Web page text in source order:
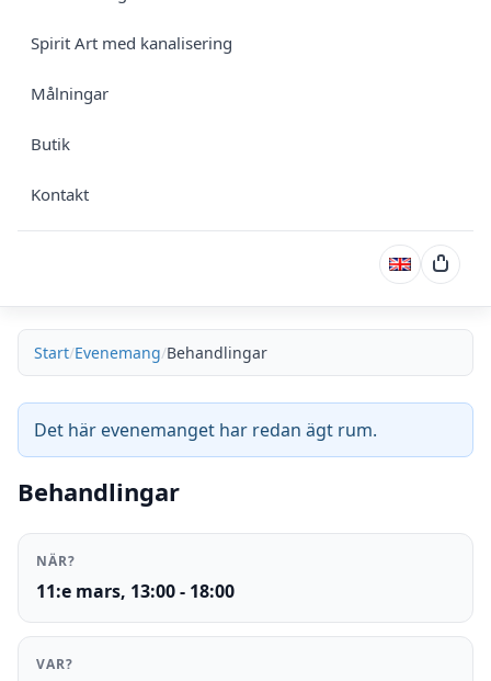
Spirit Art med kanalisering
Målningar
Butik
Kontakt
Start Evenemang Behandlingar
Det här evenemanget har redan ägt rum.
Behandlingar
NÄR?
11:e mars, 13:00 - 18:00
VAR?